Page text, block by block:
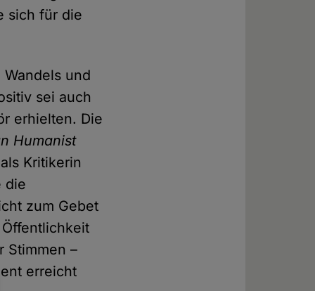
sich für die
und
sei auch
erhielten. Die
Humanist
Kritikerin
die
zum Gebet
Stimmen –
erreicht